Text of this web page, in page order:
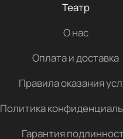
Театр
О нас
Оплата и доставка
Правила оказания
Политика
Гарантия